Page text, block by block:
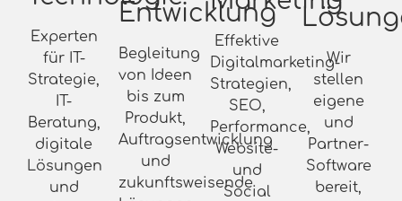
Experten
für IT-
Strategie,
IT-
Beratung,
digitale
Lösungen
und
Entwicklung
Begleitung
von Ideen
bis zum
Produkt,
Auftragsentwicklung
und
zukunftsweisende
Effektive
Digitalmarketing-
Strategien,
SEO,
Performance,
Website-
und
Social
Wir
stellen
eigene
und
Partner-
Software
bereit,